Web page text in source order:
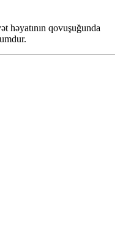
həyatının qovuşuğunda